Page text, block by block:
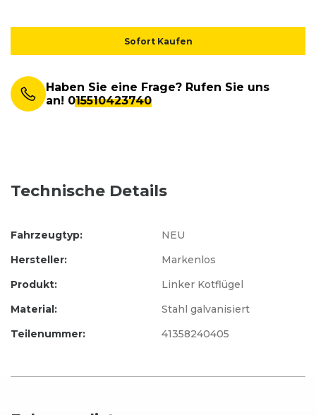
Sofort Kaufen
Haben Sie eine Frage? Rufen Sie uns
an! 015510423740
Technische Details
Hersteller:
Markenlos
Produkt:
Linker Kotflügel
Fahrzeugtyp: NEU
Material:
Stahl galvanisiert
Teilenummer:
41358240405